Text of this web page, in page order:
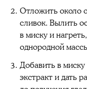
Отложить около
сливок. Вылить
в миску и
однородной
Добавить в
экстракт и дать